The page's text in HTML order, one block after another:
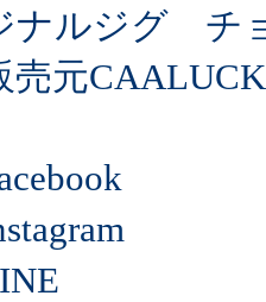
ナルジグ チ
売元